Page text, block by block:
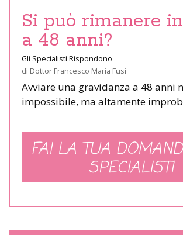
Si può rimanere
a 48 anni?
Gli Specialisti Rispondono
di Dottor Francesco Maria Fusi
Avviare una gravidanza a 48 anni
impossibile, ma altamente
FAI LA TUA
SPECIALISTI